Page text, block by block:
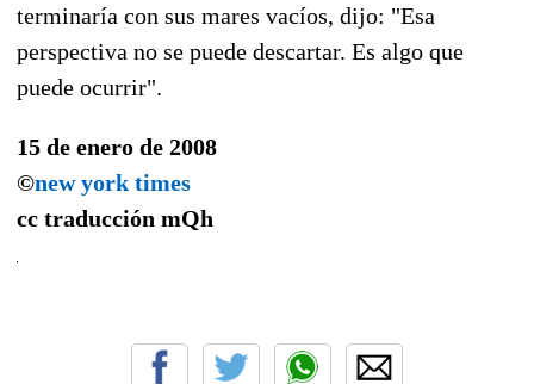
terminaría con sus mares vacíos, dijo: "Esa
perspectiva no se puede descartar. Es algo que
puede ocurrir".
15 de enero de 2008
©new york times
cc traducción mQh